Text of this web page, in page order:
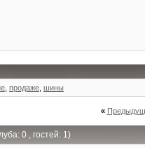
продаже шины
«
0 , гостей: 1)